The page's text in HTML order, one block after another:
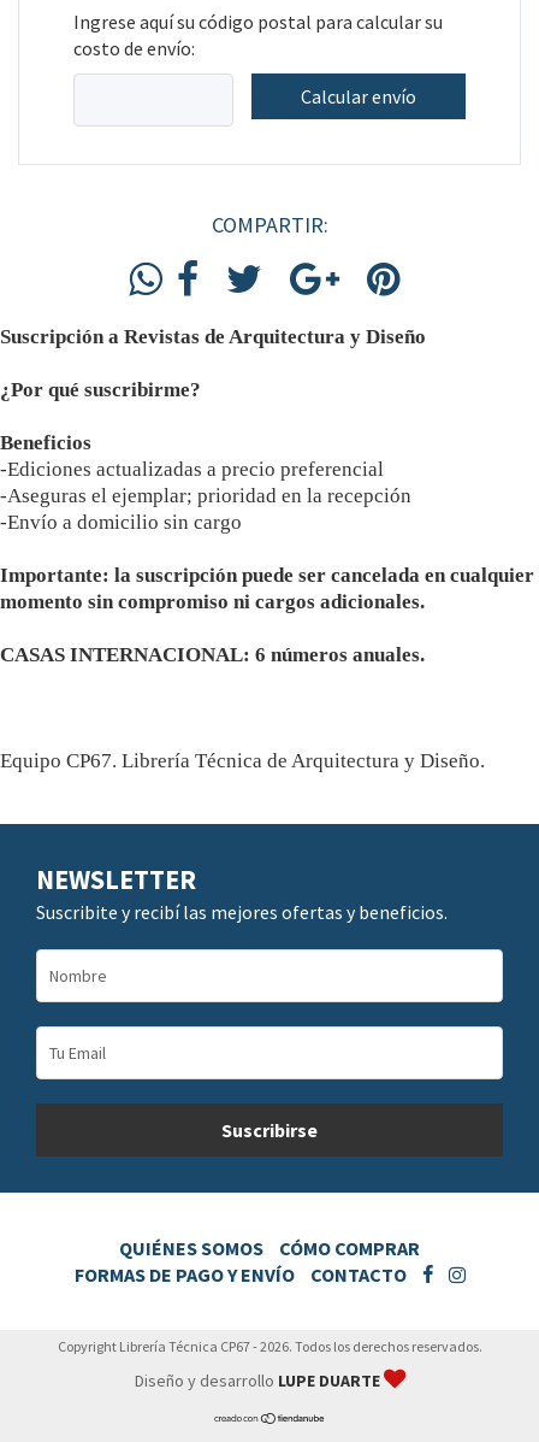
Ingrese aquí su código postal para calcular su
costo de envío:
Calcular envío
COMPARTIR:
Suscripción a Revistas de Arquitectura y Diseño
¿Por qué suscribirme?
Beneficios
-Ediciones actualizadas a precio preferencial
-Aseguras el ejemplar; prioridad en la recepción
-Envío a domicilio sin cargo
Importante: la suscripción puede ser cancelada en cualquier
momento sin compromiso ni cargos adicionales.
CASAS INTERNACIONAL: 6 números anuales.
Equipo CP67. Librería Técnica de Arquitectura y Diseño.
NEWSLETTER
Suscribite y recibí las mejores ofertas y beneficios.
QUIÉNES SOMOS
CÓMO COMPRAR
FORMAS DE PAGO Y ENVÍO
CONTACTO
Copyright Librería Técnica CP67 - 2026. Todos los derechos reservados.
Diseño y desarrollo LUPE DUARTE